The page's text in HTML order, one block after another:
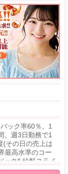
ック率60％、1
、週3日勤務で1
(その日の売上は
最高水準のコー
ック‼ 給料スライ
ります‼日給10